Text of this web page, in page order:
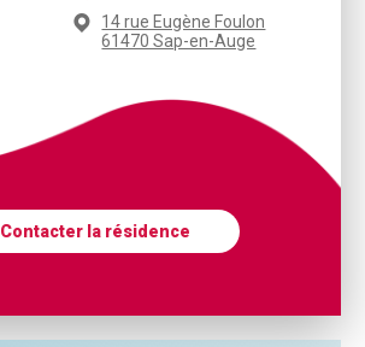
14 rue Eugène Foulon
61470 Sap-en-Auge
Contacter la résidence